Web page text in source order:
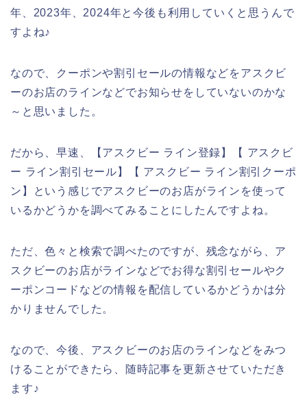
年、2023年、2024年と今後も利用していくと思うんで
すよね♪
なので、クーポンや割引セールの情報などをアスクビ
ーのお店のラインなどでお知らせをしていないのかな
～と思いました。
だから、早速、【アスクビー ライン登録】【 アスクビ
ー ライン割引セール】【 アスクビー ライン割引クーポ
ン】という感じでアスクビーのお店がラインを使って
いるかどうかを調べてみることにしたんですよね。
ただ、色々と検索で調べたのですが、残念ながら、ア
スクビーのお店がラインなどでお得な割引セールやク
ーポンコードなどの情報を配信しているかどうかは分
かりませんでした。
なので、今後、アスクビーのお店のラインなどをみつ
けることができたら、随時記事を更新させていただき
ます♪